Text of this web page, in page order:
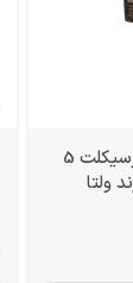
خرید عمده باتری موتورسیکلت 5